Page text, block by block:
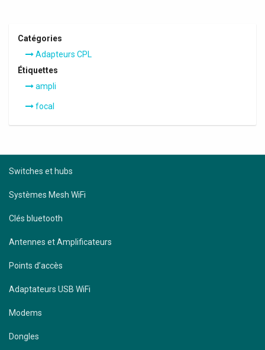
Catégories
Adapteurs CPL
Étiquettes
ampli
focal
Switches et hubs
Systèmes Mesh WiFi
Clés bluetooth
Antennes et Amplificateurs
Points d’accès
Adaptateurs USB WiFi
Modems
Dongles